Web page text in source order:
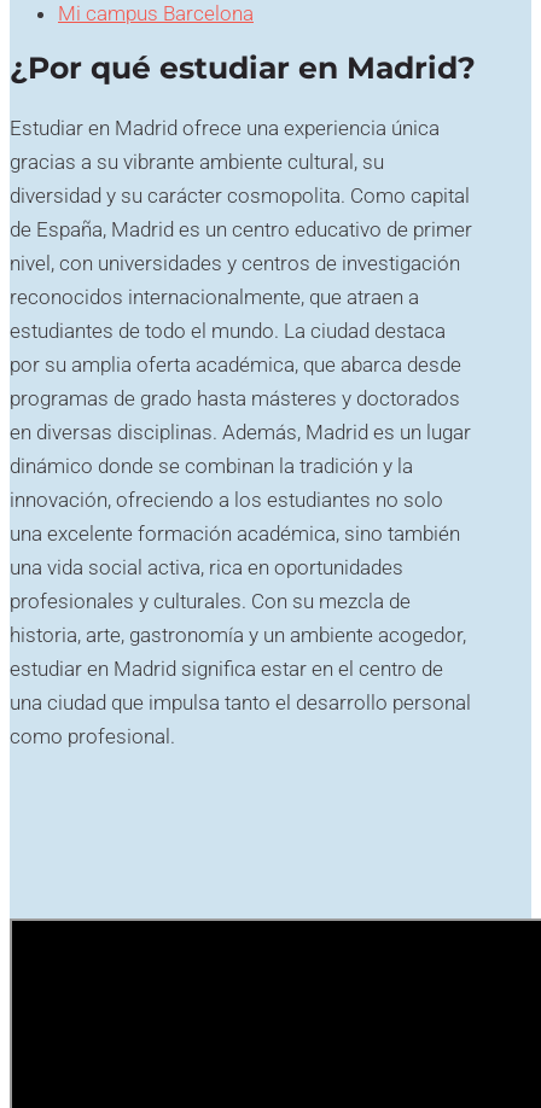
Mi campus Barcelona
¿Por qué estudiar en Madrid?
Estudiar en Madrid ofrece una experiencia única
gracias a su vibrante ambiente cultural, su
diversidad y su carácter cosmopolita. Como capital
de España, Madrid es un centro educativo de primer
nivel, con universidades y centros de investigación
reconocidos internacionalmente, que atraen a
estudiantes de todo el mundo. La ciudad destaca
por su amplia oferta académica, que abarca desde
programas de grado hasta másteres y doctorados
en diversas disciplinas. Además, Madrid es un lugar
dinámico donde se combinan la tradición y la
innovación, ofreciendo a los estudiantes no solo
una excelente formación académica, sino también
una vida social activa, rica en oportunidades
profesionales y culturales. Con su mezcla de
historia, arte, gastronomía y un ambiente acogedor,
estudiar en Madrid significa estar en el centro de
una ciudad que impulsa tanto el desarrollo personal
como profesional.